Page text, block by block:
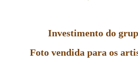
Investimento do
Foto vendida para os